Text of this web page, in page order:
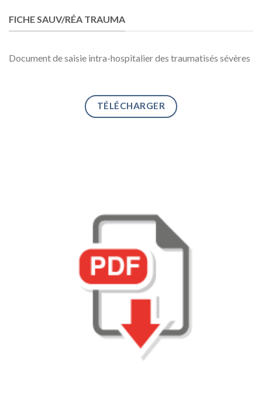
FICHE SAUV/RÉA TRAUMA
Document de saisie intra-hospitalier des traumatisés sévères
TÉLÉCHARGER